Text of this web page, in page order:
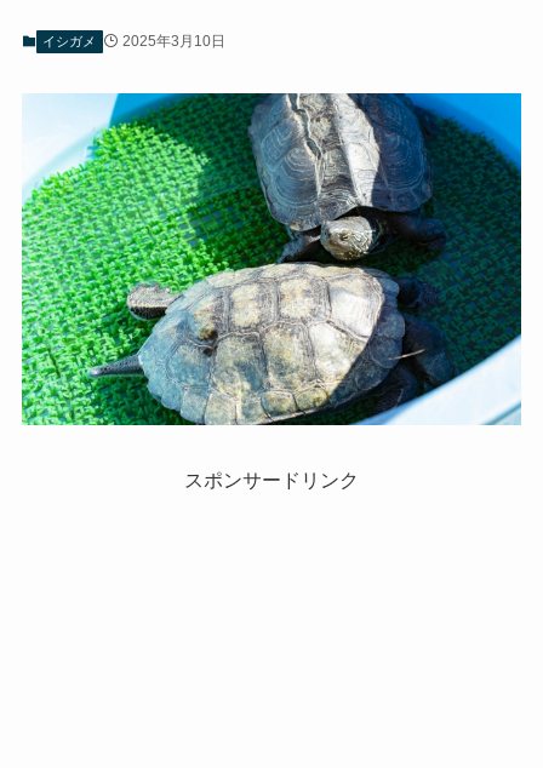
イシガメ 2025年3月10日
スポンサードリンク